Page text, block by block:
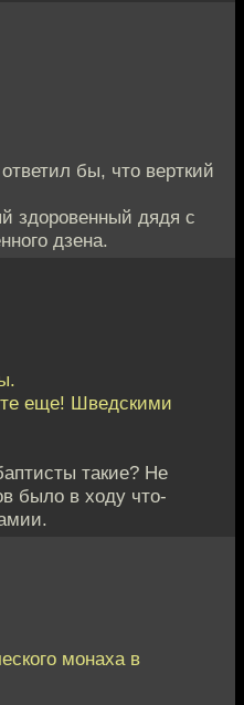
бы, что верткий
здоровенный дядя с
дзена.
еще! Шведскими
такие? Не
было в ходу что-
монаха в